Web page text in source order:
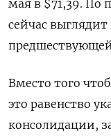
мая в $71,39. По
сейчас
Вместо того
это равенство
консолидации,